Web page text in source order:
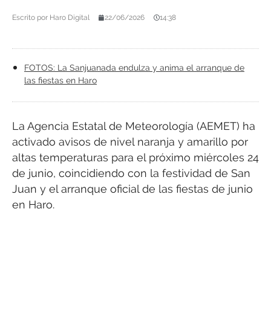
Escrito por Haro Digital 22/06/2026 14:38
FOTOS: La Sanjuanada endulza y anima el arranque de
las fiestas en Haro
La Agencia Estatal de Meteorología (AEMET) ha
activado avisos de nivel naranja y amarillo por
altas temperaturas para el próximo miércoles 24
de junio, coincidiendo con la festividad de San
Juan y el arranque oficial de las fiestas de junio
en Haro.